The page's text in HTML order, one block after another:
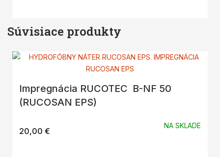
Súvisiace produkty
Impregnácia RUCOTEC B-NF 50
(RUCOSAN EPS)
20,00 €
NA SKLADE